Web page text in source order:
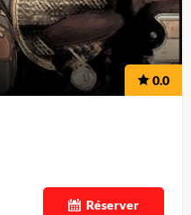
0.0
Réserver